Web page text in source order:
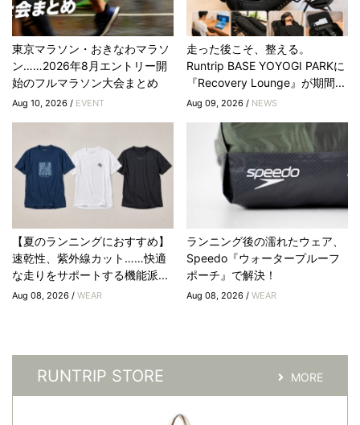
東京マラソン・おきなわマラソ
ン……2026年8月エントリー開
始のフルマラソン大会まとめ
Aug 10, 2026 / EVENT
走った後こそ、整える。
Runtrip BASE YOYOGI PARKに
『Recovery Lounge』が期間...
Aug 09, 2026 / NEWS
【夏のランニングにおすすめ】
速乾性、紫外線カット……快適
な走りをサポートする機能派...
Aug 08, 2026 / WEAR
ランニング後の濡れたウェア、
Speedo『ウォータープルーフ
ポーチ』で解決！
Aug 08, 2026 /WEAR
RUNTRIP STORE MORE